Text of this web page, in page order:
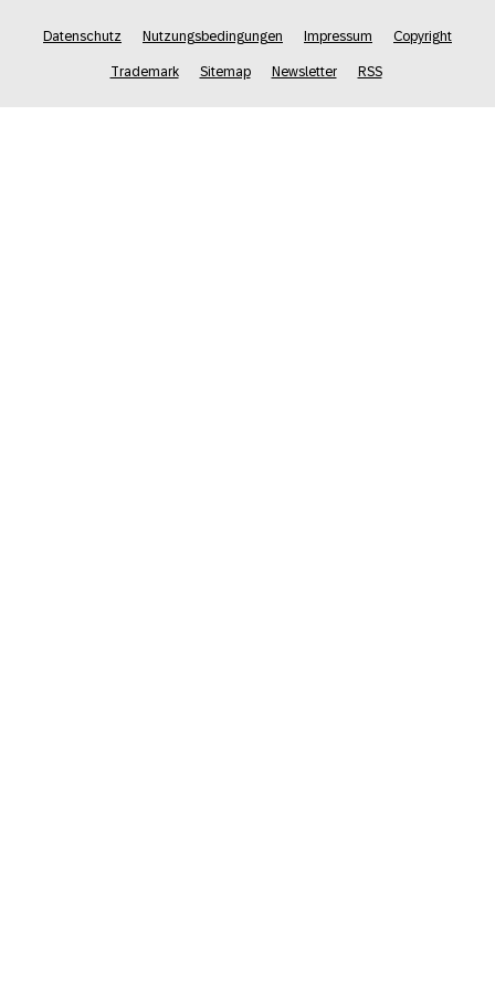
Datenschutz Nutzungsbedingungen Impressum Copyright
Trademark Sitemap Newsletter RSS